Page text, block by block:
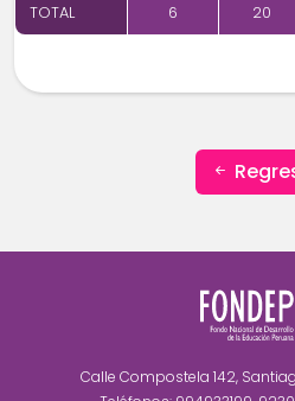
TOTAL 6 20
Calle Compostela 142,